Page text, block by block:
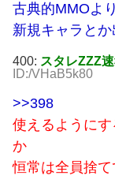
古典的MMOよ
新規キャラと
400: スタレZZZ
ID:/VHaB5k80
>>398
使えるように
か
恒常は全員捨